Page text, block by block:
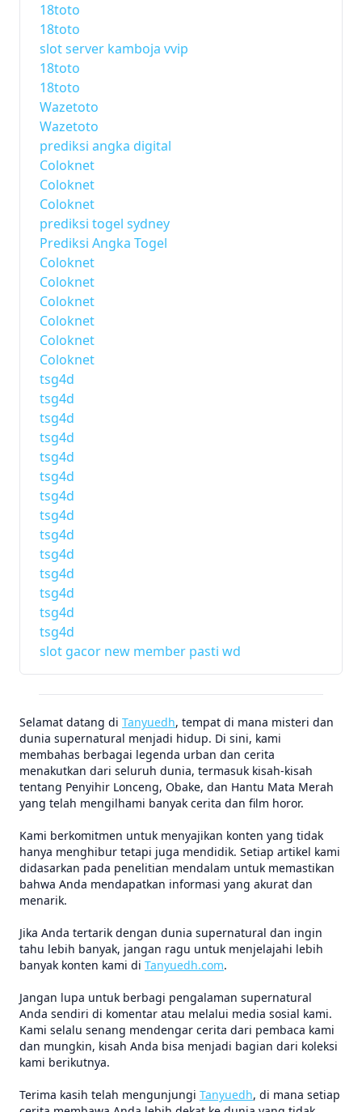
18toto
18toto
slot server kamboja vvip
18toto
18toto
Wazetoto
Wazetoto
prediksi angka digital
Coloknet
Coloknet
Coloknet
prediksi togel sydney
Prediksi Angka Togel
Coloknet
Coloknet
Coloknet
Coloknet
Coloknet
Coloknet
tsg4d
tsg4d
tsg4d
tsg4d
tsg4d
tsg4d
tsg4d
tsg4d
tsg4d
tsg4d
tsg4d
tsg4d
tsg4d
tsg4d
slot gacor new member pasti wd
Selamat datang di Tanyuedh, tempat di mana misteri dan
dunia supernatural menjadi hidup. Di sini, kami
membahas berbagai legenda urban dan cerita
menakutkan dari seluruh dunia, termasuk kisah-kisah
tentang Penyihir Lonceng, Obake, dan Hantu Mata Merah
yang telah mengilhami banyak cerita dan film horor.
Kami berkomitmen untuk menyajikan konten yang tidak
hanya menghibur tetapi juga mendidik. Setiap artikel kami
didasarkan pada penelitian mendalam untuk memastikan
bahwa Anda mendapatkan informasi yang akurat dan
menarik.
Jika Anda tertarik dengan dunia supernatural dan ingin
tahu lebih banyak, jangan ragu untuk menjelajahi lebih
banyak konten kami di Tanyuedh.com.
Jangan lupa untuk berbagi pengalaman supernatural
Anda sendiri di komentar atau melalui media sosial kami.
Kami selalu senang mendengar cerita dari pembaca kami
dan mungkin, kisah Anda bisa menjadi bagian dari koleksi
kami berikutnya.
Terima kasih telah mengunjungi Tanyuedh, di mana setiap